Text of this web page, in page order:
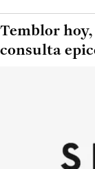
Temblor hoy,
consulta